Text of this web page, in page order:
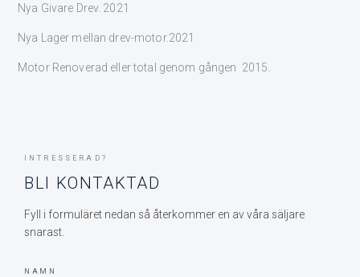
Nya Givare Drev. 2021
Nya Lager mellan drev-motor.2021
Motor Renoverad eller total genom gången 2015.
INTRESSERAD?
BLI KONTAKTAD
Fyll i formuläret nedan så återkommer en av våra säljare
snarast.
NAMN